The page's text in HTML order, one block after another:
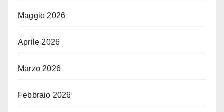
Maggio 2026
Aprile 2026
Marzo 2026
Febbraio 2026